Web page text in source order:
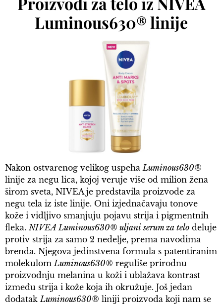
Luminous630® linije
Nakon ostvarenog velikog uspeha Luminous630®
linije za negu lica, kojoj veruje više od milion žena
širom sveta, NIVEA je predstavila proizvode za
negu tela iz iste linije. Oni izjednačavaju tonove
kože i vidljivo smanjuju pojavu strija i pigmentnih
fleka. NIVEA Luminous630® uljani serum za telo deluje
protiv strija za samo 2 nedelje, prema navodima
brenda. Njegova jedinstvena formula s patentiranim
molekulom Luminous630® reguliše prirodnu
proizvodnju melanina u koži i ublažava kontrast
između strija i kože koja ih okružuje. Još jedan
dodatak Luminous630® liniji proizvoda koji nam se